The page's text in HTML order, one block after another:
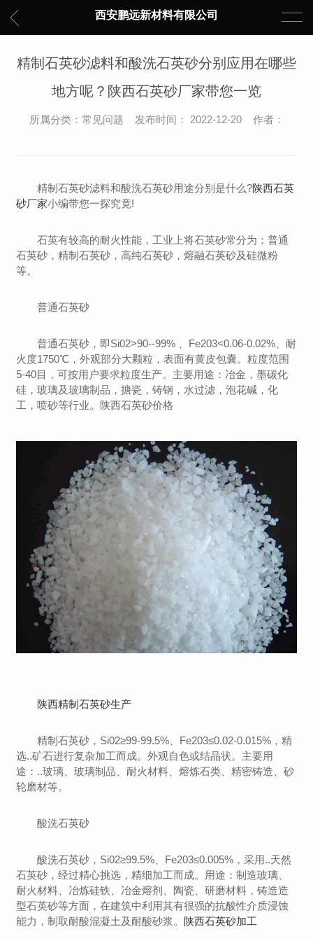
西安鹏远新材料有限公司
精制石英砂滤料和酸洗石英砂分别应用在哪些
地方呢？陕西石英砂厂家带您一览
所属分类：常见问题 发布时间： 2022-12-20 作者：
精制石英砂滤料和酸洗石英砂用途分别是什么?陕西石英
砂厂家小编带您一探究竟!
石英有较高的耐火性能，工业上将石英砂常分为：普通
石英砂，精制石英砂，高纯石英砂，熔融石英砂及硅微粉
等。
普通石英砂
普通石英砂，即Si02>90--99% 、Fe203<0.06-0.02%、耐
火度1750℃，外观部分大颗粒，表面有黄皮包囊。粒度范围
5-40目，可按用户要求粒度生产。主要用途：冶金，墨碳化
硅，玻璃及玻璃制品，搪瓷，铸钢，水过滤，泡花碱，化
工，喷砂等行业。陕西石英砂价格
陕西精制石英砂生产
精制石英砂，Si02≥99-99.5%、Fe203≤0.02-0.015%，精
选..矿石进行复杂加工而成。外观自色或结晶状。主要用
途：..玻璃、玻璃制品、耐火材料、熔炼石类、精密铸造、砂
轮磨材等。
酸洗石英砂
酸洗石英砂，Si02≥99.5%、Fe203≤0.005%，采用..天然
石英砂，经过精心挑选，精细加工而成。用途：制造玻璃、
耐火材料、冶炼硅铁、冶金熔剂、陶瓷、研磨材料，铸造造
型石英砂等方面，在建筑中利用其有很强的抗酸性介质浸蚀
能力，制取耐酸混凝土及耐酸砂浆。 陕西石英砂加工